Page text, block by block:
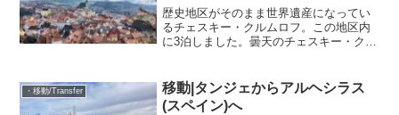
歴史地区がそのまま世界遺産になってい
るチェスキー・クルムロフ。この地区内
に3泊しました。曇天のチェスキー・クル
れ間を見ることが出来ました。こんなに
天気で気持ちが左右さ...
・移動/Transfer
移動|タンジェからアルヘシラス
(スペイン)へ